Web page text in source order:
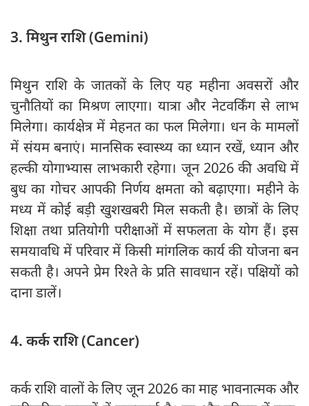
3. मिथुन राशि (Gemini)
मिथुन राशि के जातकों के लिए यह महीना अवसरों और
चुनौतियों का मिश्रण लाएगा। यात्रा और नेटवर्किंग से लाभ
मिलेगा। कार्यक्षेत्र में मेहनत का फल मिलेगा। धन के मामलों
में संयम बनाएं। मानसिक स्वास्थ्य का ध्यान रखें, ध्यान और
हल्की योगाभ्यास लाभकारी रहेगा। जून 2026 की अवधि में
बुध का गोचर आपकी निर्णय क्षमता को बढ़ाएगा। महीने के
मध्य में कोई बड़ी खुशखबरी मिल सकती है। छात्रों के लिए
शिक्षा तथा प्रतियोगी परीक्षाओं में सफलता के योग हैं। इस
समयावधि में परिवार में किसी मांगलिक कार्य की योजना बन
सकती है। अपने प्रेम रिश्ते के प्रति सावधान रहें। पक्षियों को
दाना डालें।
4. कर्क राशि (Cancer)
कर्क राशि वालों के लिए जून 2026 का माह भावनात्मक और